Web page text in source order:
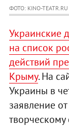
ФОТО: KINO-TEATR.RU
Украинские
на список
действий
Крыму. На
Украины в
заявление